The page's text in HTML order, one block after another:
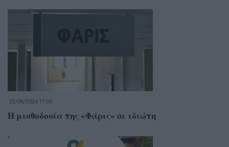
25/06/2026 17:00
Η μισθοδοσία της «Φάρις» σε ιδιώτη